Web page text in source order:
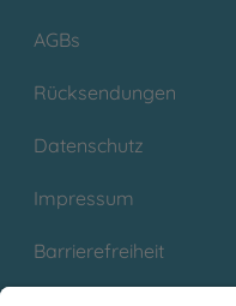
AGBs
Rücksendungen
Datenschutz
Impressum
Barrierefreiheit